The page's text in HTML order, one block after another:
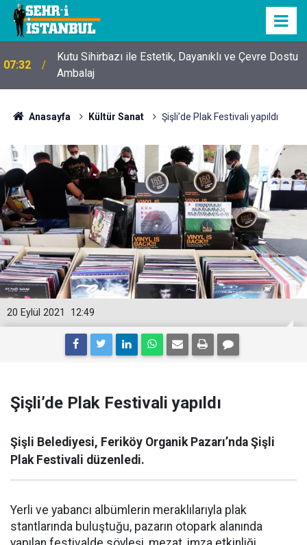
07:32
Kutu Sihirbazı ile Estetik, Dayanıklı ve Çevre Dostu
Ambalaj
Anasayfa Kültür Sanat Şişli’de Plak Festivali yapıldı
12:49
20 Eylül 2021
Şişli’de Plak Festivali yapıldı
Şişli Belediyesi, Feriköy Organik Pazarı’nda Şişli
Plak Festivali düzenledi.
Yerli ve yabancı albümlerin meraklılarıyla plak
stantlarında buluştuğu, pazarın otopark alanında